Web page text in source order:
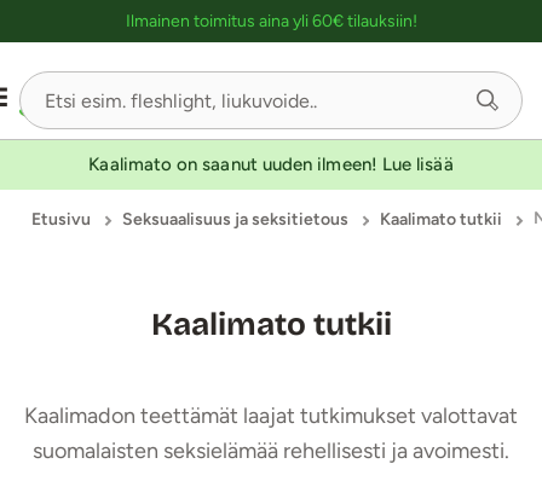
Ilmainen toimitus aina yli 60€ tilauksiin!
Kaalimato on saanut uuden ilmeen! Lue lisää
Etusivu Seksuaalisuus ja seksitietous Kaalimato tutkii
Kaalimato tutkii
Kaalimadon teettämät laajat tutkimukset valottavat
suomalaisten seksielämää rehellisesti ja avoimesti.